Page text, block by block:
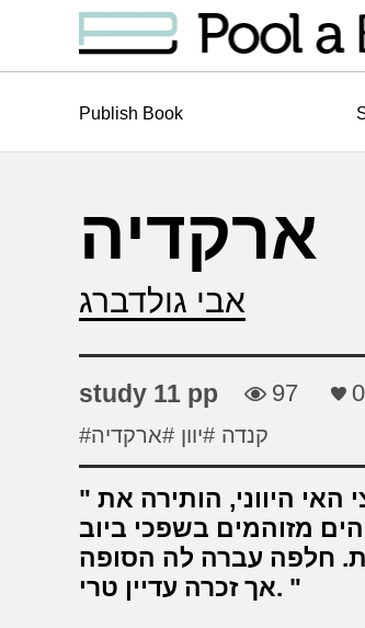
Publish Book
ארקדיה
אבי גולדברג
study 11 pp 97 0
#קנדה #יוון #ארקדיה
מזוהמים בשפכי ביוב
חלפה עברה לה הסופה
אך זכרה עדיין טרי.